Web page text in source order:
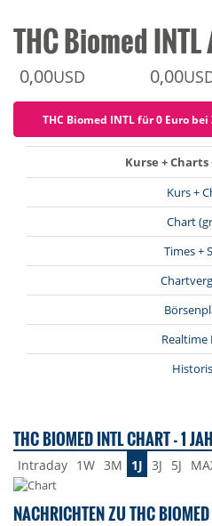
THC Biomed
0,00USD 0,00
THC Biomed INTL für 0 Euro bei
Kurse +
Kurs +
Chart
Times +
Realtime
THC BIOMED INTL CHART - 1
Intraday 1W 3M 1J 3J 5J
NACHRICHTEN ZU THC